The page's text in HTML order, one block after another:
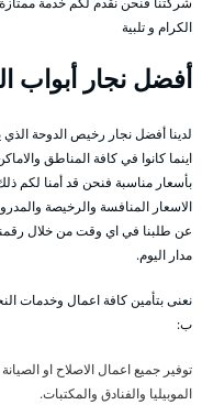
الكرام و تلبية
أفضل نجار أبواب
لدينا أفضل نجار رخيص الدوحة
اينما كانوا في كافة المناطق
بأسعار مناسبة فنحن قد أمنا لكم
الاسعار المنافسة والرخيصة
مدار اليوم.
نعنى بتأمين كافة اعمال وخدمات
ب:
توفير جميع اعمال الاصلاح او
الموبيليا والفنادق والمكتبات.